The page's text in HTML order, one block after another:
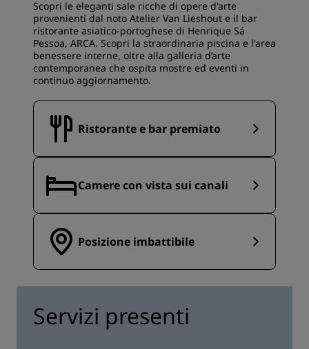
Scopri le eleganti sale ricche di opere d'arte
provenienti dal noto Atelier Van Lieshout e il bar
ristorante asiatico-portoghese di Henrique Sá
Pessoa, ARCA. Scopri la straordinaria piscina e l'area
benessere interne, oltre alla galleria d’arte
contemporanea che ospita mostre ed eventi in
continuo aggiornamento.
Ristorante e bar premiato
Camere con vista sui canali
Posizione imbattibile
Servizi presenti